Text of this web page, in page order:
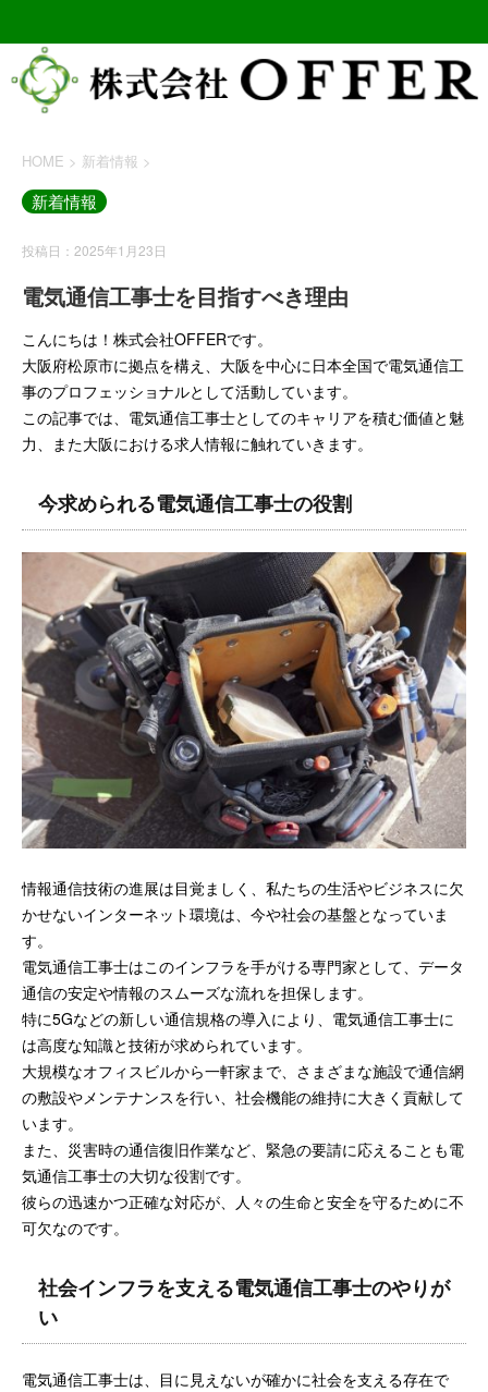
HOME > 新着情報 >
新着情報
投稿日：2025年1月23日
電気通信工事士を目指すべき理由
こんにちは！株式会社OFFERです。
大阪府松原市に拠点を構え、大阪を中心に日本全国で電気通信工
事のプロフェッショナルとして活動しています。
この記事では、電気通信工事士としてのキャリアを積む価値と魅
力、また大阪における求人情報に触れていきます。
今求められる電気通信工事士の役割
情報通信技術の進展は目覚ましく、私たちの生活やビジネスに欠
かせないインターネット環境は、今や社会の基盤となっていま
す。
電気通信工事士はこのインフラを手がける専門家として、データ
通信の安定や情報のスムーズな流れを担保します。
特に5Gなどの新しい通信規格の導入により、電気通信工事士に
は高度な知識と技術が求められています。
大規模なオフィスビルから一軒家まで、さまざまな施設で通信網
の敷設やメンテナンスを行い、社会機能の維持に大きく貢献して
います。
また、災害時の通信復旧作業など、緊急の要請に応えることも電
気通信工事士の大切な役割です。
彼らの迅速かつ正確な対応が、人々の生命と安全を守るために不
可欠なのです。
社会インフラを支える電気通信工事士のやりが
い
電気通信工事士は、目に見えないが確かに社会を支える存在で